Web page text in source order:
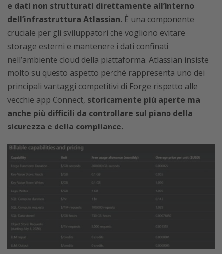
e dati non strutturati direttamente all’interno
dell’infrastruttura Atlassian. È una componente
cruciale per gli sviluppatori che vogliono evitare
storage esterni e mantenere i dati confinati
nell’ambiente cloud della piattaforma. Atlassian insiste
molto su questo aspetto perché rappresenta uno dei
principali vantaggi competitivi di Forge rispetto alle
vecchie app Connect, storicamente più aperte ma
anche più difficili da controllare sul piano della
sicurezza e della compliance.